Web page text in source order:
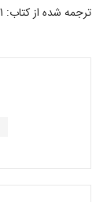
ترجمه شده از کتاب: 1001 Healthy Baby Answers